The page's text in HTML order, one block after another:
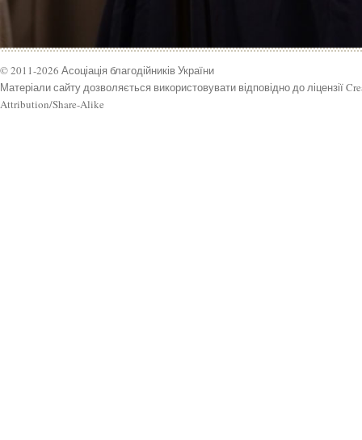
© 2011-2026 Асоціація благодійників України
Матеріали сайту дозволяється використовувати відповідно до ліцензії
Attribution/Share-Alike